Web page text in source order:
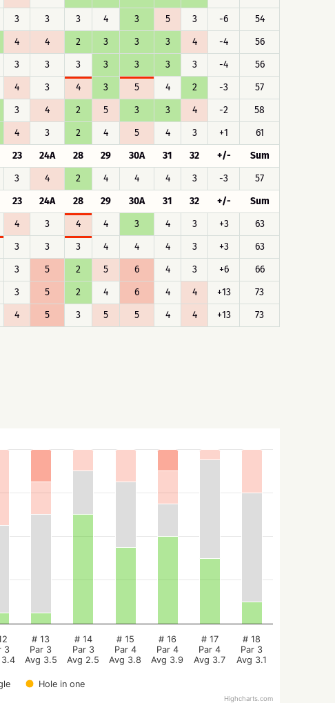
3 3 3 4 3 5 3 -6
54
4 4 2 3 3 3 4 -4
56
3 3 3 3 3 3 3 -4
56
4 3 4 3 5 4 2 -3
57
3 4 2 5 3 3 4 -2
58
4 3 2 4 5 4 3 +1
61
23 24A 28 29 30A 31 32 +/-
Sum
3 4 2 4 4 4 3 -3
57
23 24A 28 29 30A 31 32 +/-
Sum
4 3 4 4 3 4 3 +3
63
3 3 3 4 4 4 3 +3
63
3 5 2 5 6 4 3 +6
66
3 5 2 4 6 4 4 +13
73
4 5 3 5 5 4 4 +13 73
Hole in one
3
# 13
Par 3
Avg 3.5
# 14
Par 3
Avg 2.5
# 15
Par 4
Avg 3.8
# 16
Par 4
Avg 3.9
# 17
Par 4
Avg 3.7
# 18
Par 3
Avg 3.1
Highcharts.com